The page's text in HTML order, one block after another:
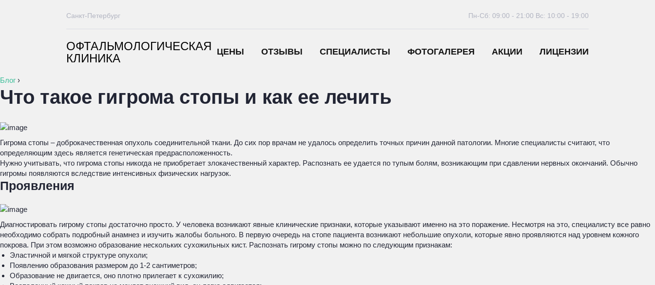
ОФТАЛЬМОЛОГИЧЕСКАЯ
КЛИНИКА
ЦЕНЫ ОТЗЫВЫ СПЕЦИАЛИСТЫ ФОТОГАЛЕРЕЯ АКЦИИ ЛИЦЕНЗИИ
Санкт-Петербург Пн-Сб: 09:00 - 21:00 Вс: 10:00 - 19:00
Блог ›
Что такое гигрома стопы и как ее лечить
Гигрома стопы – доброкачественная опухоль соединительной ткани. До сих пор врачам не удалось определить точных причин данной патологии. Многие специалисты считают, что
определяющим здесь является генетическая предрасположенность.
Нужно учитывать, что гигрома стопы никогда не приобретает злокачественный характер. Распознать ее удается по тупым болям, возникающим при сдавлении нервных окончаний. Обычно
гигромы появляются вследствие интенсивных физических нагрузок.
Проявления
Диагностировать гигрому стопы достаточно просто. У человека возникают явные клинические признаки, которые указывают именно на это поражение. Несмотря на это, специалисту все равно
необходимо собрать подробный анамнез и изучить жалобы больного. В первую очередь на стопе пациента возникают небольшие опухоли, которые явно проявляются над уровнем кожного
покрова. При этом возможно образование нескольких сухожильных кист. Распознать гигрому стопы можно по следующим признакам:
Эластичной и мягкой структуре опухоли;
Появлению образования размером до 1-2 сантиметров;
Образование не двигается, оно плотно прилегает к сухожилию;